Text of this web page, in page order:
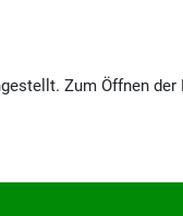
Zum Öffnen der